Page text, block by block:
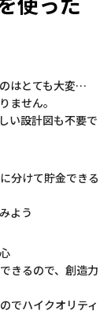
はとても大変…
ません。
い設計図も不要で
分けて貯金できる
よう
きるので、創造力
でハイクオリティ